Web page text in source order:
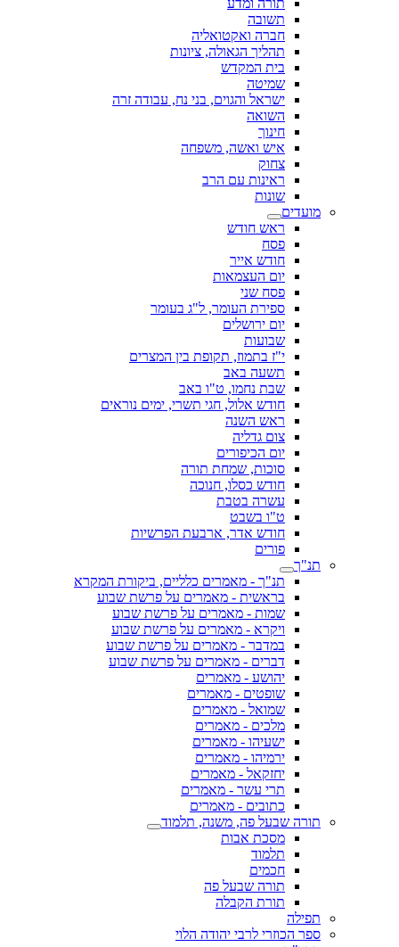
תורה ומדע
תשובה
חברה ואקטואליה
תהליך הגאולה, ציונות
בית המקדש
שמיטה
ישראל והגוים, בני נח, עבודה זרה
השואה
חינוך
איש ואשה, משפחה
צחוק
ראינות עם הרב
שונות
מועדים
ראש חודש
פסח
חודש אייר
יום העצמאות
פסח שני
ספירת העומר, ל"ג בעומר
יום ירושלים
שבועות
י"ז בתמוז, תקופת בין המצרים
תשעה באב
שבת נחמו, ט"ו באב
חודש אלול, חגי תשרי, ימים נוראים
ראש השנה
צום גדליה
יום הכיפורים
סוכות, שמחת תורה
חודש כסלו, חנוכה
עשרה בטבת
ט"ו בשבט
חודש אדר, ארבעת הפרשיות
פורים
תנ"ך
תנ"ך - מאמרים כלליים, ביקורת המקרא
בראשית - מאמרים על פרשת שבוע
שמות - מאמרים על פרשת שבוע
ויקרא - מאמרים על פרשת שבוע
במדבר - מאמרים על פרשת שבוע
דברים - מאמרים על פרשת שבוע
יהושע - מאמרים
שופטים - מאמרים
שמואל - מאמרים
מלכים - מאמרים
ישעיהו - מאמרים
ירמיהו - מאמרים
יחזקאל - מאמרים
תרי עשר - מאמרים
כתובים - מאמרים
תורה שבעל פה, משנה, תלמוד
מסכת אבות
תלמוד
חכמים
תורה שבעל פה
תורת הקבלה
תפילה
ספר הכוזרי לרבי יהודה הלוי